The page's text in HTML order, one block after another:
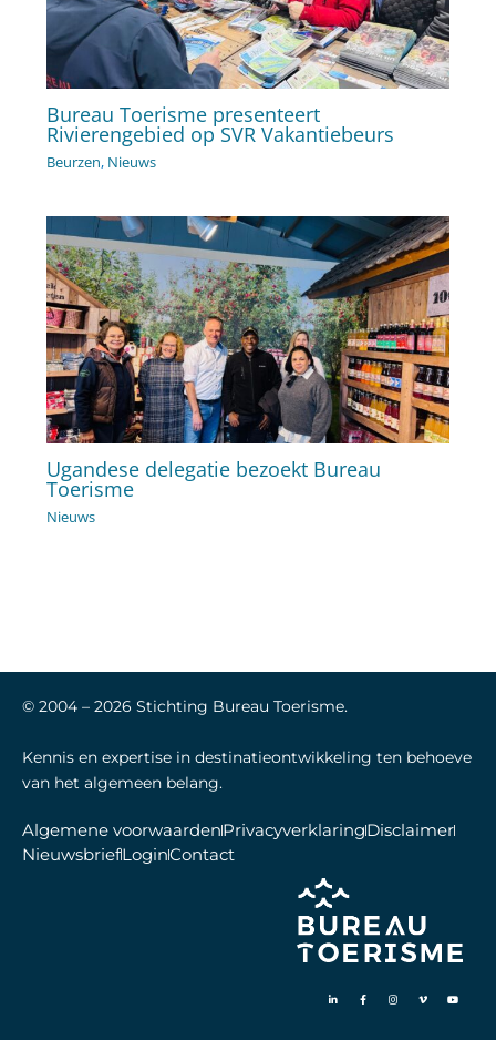
Bureau Toerisme presenteert
Rivierengebied op SVR Vakantiebeurs
Beurzen, Nieuws
Ugandese delegatie bezoekt Bureau
Toerisme
Nieuws
© 2004 – 2026 Stichting Bureau Toerisme.
Kennis en expertise in destinatieontwikkeling ten behoeve
van het algemeen belang.
Algemene voorwaardenPrivacyverklaringDisclaimer
NieuwsbriefLoginContact
i a n i o